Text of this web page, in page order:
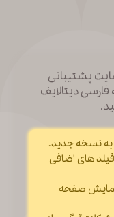
پشتیبانی
دیتالایف
نسخه جدید.
های اضافی
صفحه